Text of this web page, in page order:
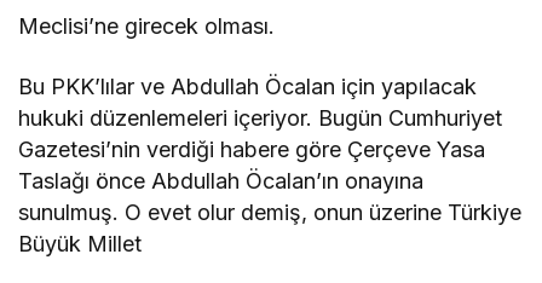
Meclisi’ne girecek olması.
Bu PKK’lılar ve Abdullah Öcalan için yapılacak
hukuki düzenlemeleri içeriyor. Bugün Cumhuriyet
Gazetesi’nin verdiği habere göre Çerçeve Yasa
Taslağı önce Abdullah Öcalan’ın onayına
sunulmuş. O evet olur demiş, onun üzerine Türkiye
Büyük Millet